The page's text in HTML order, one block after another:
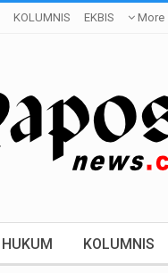
KOLUMNIS EKBIS More
HUKUM KOLUMNIS